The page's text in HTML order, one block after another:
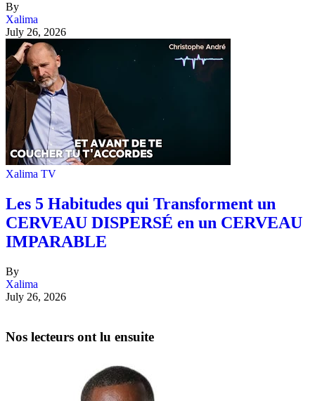
By
Xalima
July 26, 2026
Xalima TV
Les 5 Habitudes qui Transforment un
CERVEAU DISPERSÉ en un CERVEAU
IMPARABLE
By
Xalima
July 26, 2026
Nos lecteurs ont lu ensuite